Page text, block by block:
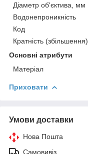
Діаметр об'єктива, мм
Водонепроникність
Код
Кратність (збільшення)
Основні атрибути
Матеріал
Приховати
Умови доставки
Нова Пошта
Самовивіз